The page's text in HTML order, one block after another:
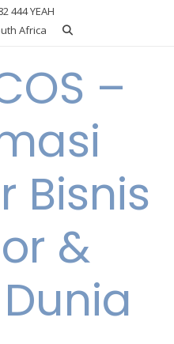
444 YEAH
Africa
–
Bisnis
&